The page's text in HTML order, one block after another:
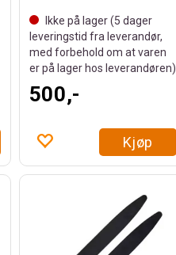
Ikke på lager (5 dager
leveringstid fra leverandør,
med forbehold om at varen
er på lager hos leverandøren)
500,-
Kjøp